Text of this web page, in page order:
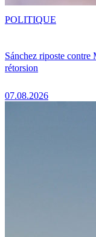
Sánchez riposte contre
rétorsion
07.08.2026
POLITIQUE